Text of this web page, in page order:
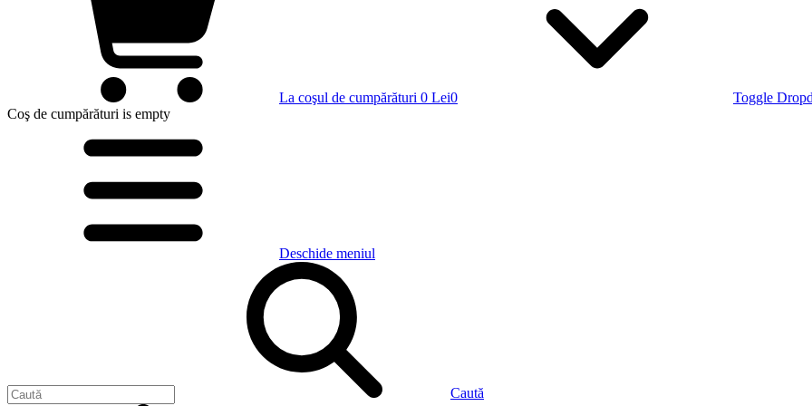
La coşul de cumpărături 0 Lei0
Toggle
Coş de cumpărături is empty
Deschide meniul
Caută